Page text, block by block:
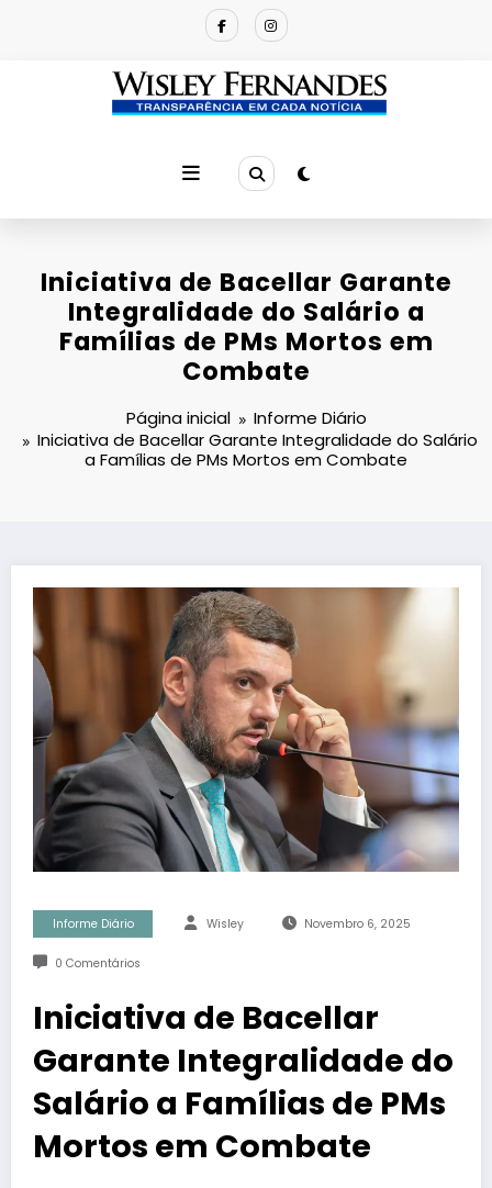
Iniciativa de Bacellar Garante
Integralidade do Salário a
Famílias de PMs Mortos em
Combate
Página inicial
Informe Diário
Iniciativa de Bacellar Garante Integralidade do Salário
a Famílias de PMs Mortos em Combate
Informe Diário Wisley Novembro 6, 2025
0 Comentários
Iniciativa de Bacellar
Garante Integralidade do
Salário a Famílias de PMs
Mortos em Combate